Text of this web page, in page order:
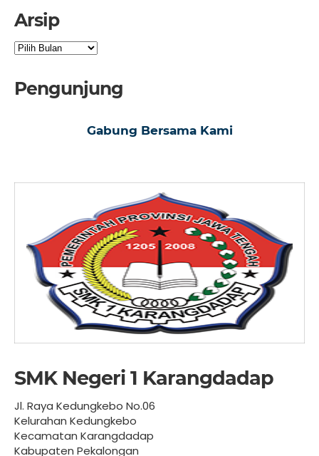
Arsip
Arsip
Pengunjung
Gabung Bersama Kami
SMK Negeri 1 Karangdadap
Jl. Raya Kedungkebo No.06
Kelurahan Kedungkebo
Kecamatan Karangdadap
Kabupaten Pekalongan